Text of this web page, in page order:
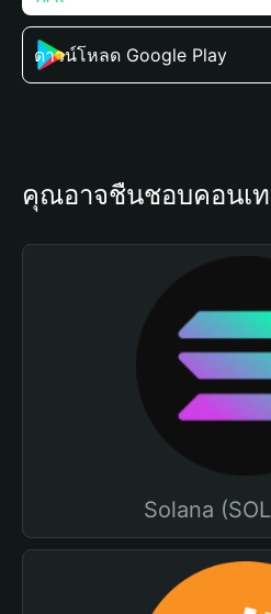
ดาวน์โหลด Google Play
คุณอาจชื่นชอบคอนเ
Solana